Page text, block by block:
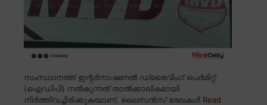
സംസ്ഥാനത്ത് ഇന്റർനാഷണൽ ഡ്രൈവിംഗ് പെർമിറ്റ്
(ഐഡിപി) നൽകുന്നത് താൽക്കാലികമായി
നിർത്തിവച്ചിരിക്കുകയാണ്. ലൈസൻസ് രേഖകൾ Read